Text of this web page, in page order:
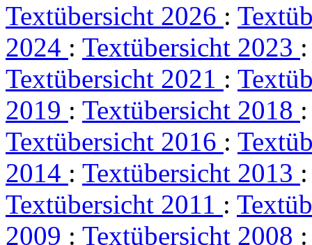
Textübersicht 2026 :
2024 : Textübersicht 2023
Textübersicht 2021 :
2019 : Textübersicht 2018
Textübersicht 2016 :
2014 : Textübersicht 2013
Textübersicht 2011 :
2009 : Textübersicht 2008